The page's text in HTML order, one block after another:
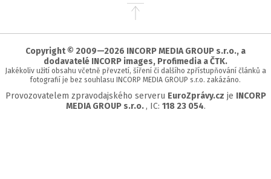
Přejít
stránky
Copyright © 2009—2026 INCORP MEDIA GROUP s.r.o., a
dodavatelé INCORP images, Profimedia a ČTK.
Jakékoliv užití obsahu včetně převzetí, šíření či dalšího zpřístupňování článků a
fotografií je bez souhlasu INCORP MEDIA GROUP s.r.o. zakázáno.
Provozovatelem zpravodajského serveru EuroZprávy.cz je INCORP
MEDIA GROUP s.r.o. , IC: 118 23 054.